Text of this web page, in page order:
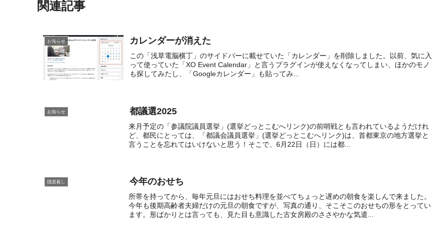
関連記事
お知らせ カレンダーが消えた
この「浅草電脳横丁」のサイドバーに載せていた「カレンダー」を削除しました。以前、気に入
って使っていた「XO Event Calendar」と言うプラグインが使えなくなってしまい、ほかのモノ
も探してみたし、「Googleカレンダー」も貼ってみ...
お知らせ 都議選2025
来月予定の「参議院議員選挙」(選挙どっとこむへリンク)の前哨戦とも言われているようだけれ
ど、都民にとっては、「都議会議員選挙」(選挙どっとこむへリンク)は、首都東京の地方選挙と
言うことを忘れてはいけないと思う！そこで、6月22日（日）には都...
隠居暮し 今年のおせち
所帯を持ってから、毎年元旦にはおせち料理を並べてちょっと遅めの朝食を楽しんで来ました。
今年も後期高齢者夫婦だけの元旦の朝食ですが、写真の通り、そこそこのおせちの形をとってい
ます。形ばかりとは言っても、見た目も意識した古女房殿のささやかな気遣...